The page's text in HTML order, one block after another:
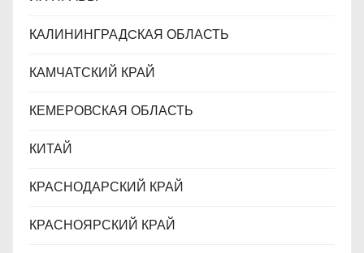
КАЛИНИНГРАДCКАЯ ОБЛАСТЬ
КАМЧАТСКИЙ КРАЙ
КЕМЕРОВСКАЯ ОБЛАСТЬ
КИТАЙ
КРАСНОДАРСКИЙ КРАЙ
КРАСНОЯРСКИЙ КРАЙ